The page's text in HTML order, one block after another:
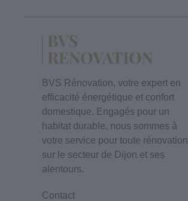
BVS Rénovation, votre expert en
efficacité énergétique et confort
domestique. Engagés pour un
habitat durable, nous sommes à
votre service pour toute rénovation
sur le secteur de Dijon et ses
alentours.
Contact